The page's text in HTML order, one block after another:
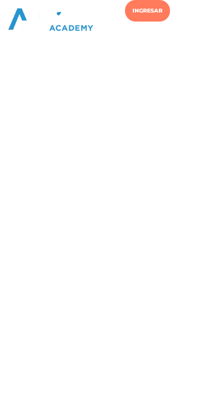
INGRESAR